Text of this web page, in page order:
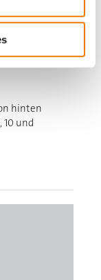
hinten
10 und